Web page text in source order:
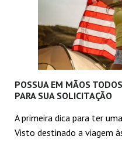
POSSUA EM MÃOS
PARA SUA SOLICITAÇÃO
A primeira dica para ter
Visto destinado a viagem